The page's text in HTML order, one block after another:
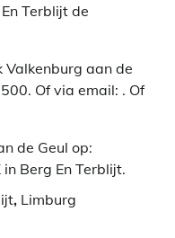
Terblijt de
Valkenburg aan de
Of via email: . Of
de Geul op:
Berg En Terblijt.
, Limburg